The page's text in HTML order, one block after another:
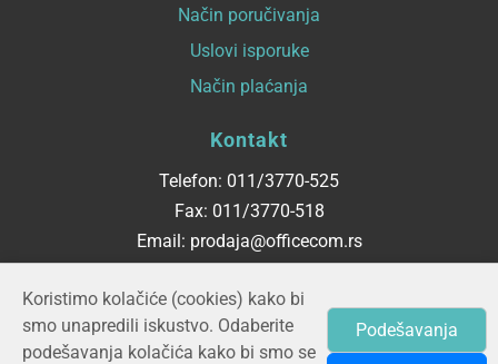
Način poručivanja
Uslovi isporuke
Način plaćanja
Kontakt
Telefon: 011/3770-525
Fax: 011/3770-518
Email: prodaja@officecom.rs
Radno vreme
ponedeljak - petak
Koristimo kolačiće (cookies) kako bi
smo unapredili iskustvo. Odaberite
podešavanja kolačića kako bi smo se
Podešavanja